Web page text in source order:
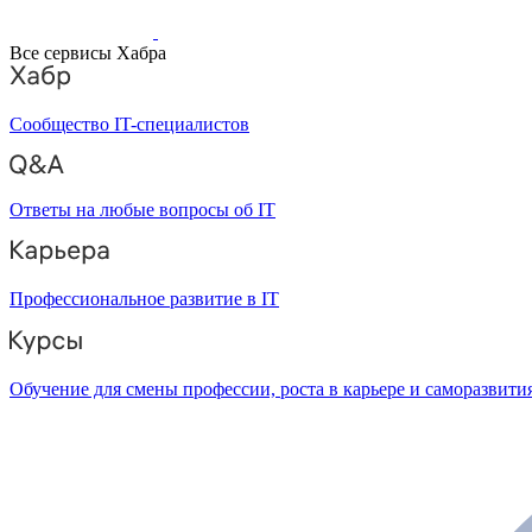
Все сервисы Хабра
Сообщество IT-специалистов
Ответы на любые вопросы об IT
Профессиональное развитие в IT
Обучение для смены профессии, роста в карьере и